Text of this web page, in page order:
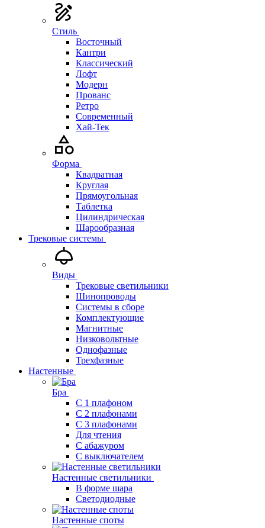
Стиль
Восточный
Кантри
Классический
Лофт
Модерн
Прованс
Ретро
Современный
Хай-Тек
Форма
Квадратная
Круглая
Прямоугольная
Таблетка
Цилиндрическая
Шарообразная
Трековые системы
Виды
Трековые светильники
Шинопроводы
Системы в сборе
Комплектующие
Магнитные
Низковольтные
Однофазные
Трехфазные
Настенные
Бра
С 1 плафоном
С 2 плафонами
С 3 плафонами
Для чтения
С абажуром
С выключателем
Настенные светильники
В форме шара
Светодиодные
Настенные споты